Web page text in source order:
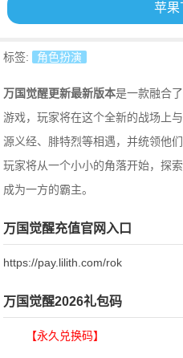
苹果
标签: 角色扮演
万国觉醒更新最新版本是一款融合
游戏，玩家将在这个全新的战场上
源义经、腓特烈等相遇，并统领他
玩家将从一个小小的角落开始，探
成为一方的霸主。
万国觉醒充值官网入口
https://pay.lilith.com/rok
万国觉醒2026礼包码
【永久兑换码】